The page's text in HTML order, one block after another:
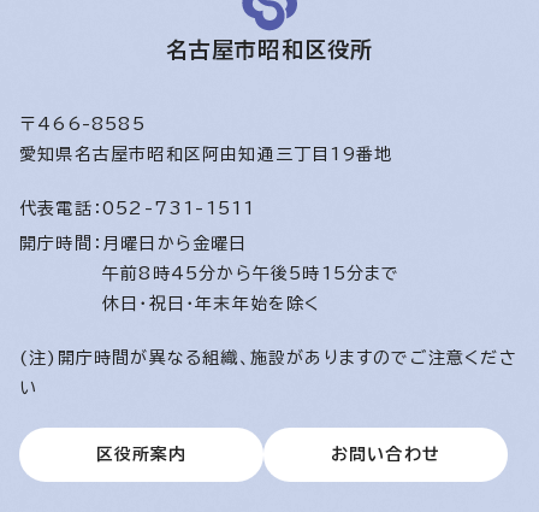
名古屋市昭和区役所
〒466-8585
愛知県名古屋市昭和区阿由知通三丁目19番地
代表電話： 052-731-1511
開庁時間： 月曜日から金曜日
午前8時45分から午後5時15分まで
休日・祝日・年末年始を除く
(注)開庁時間が異なる組織、施設がありますのでご注意くださ
い
区役所案内 お問い合わせ